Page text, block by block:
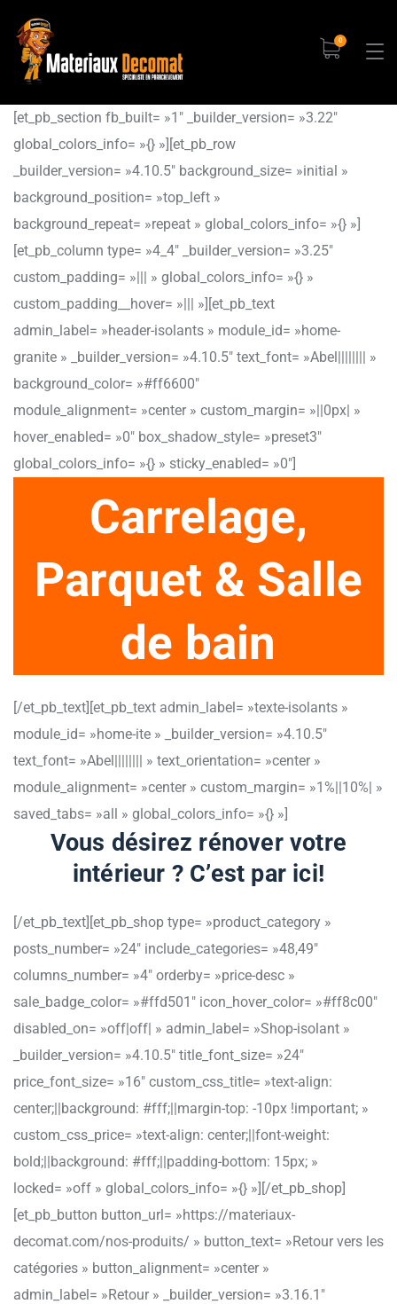
0
[et_pb_section fb_built= »1″ _builder_version= »3.22″
global_colors_info= »{} »][et_pb_row
_builder_version= »4.10.5″ background_size= »initial »
background_position= »top_left »
background_repeat= »repeat » global_colors_info= »{} »]
[et_pb_column type= »4_4″ _builder_version= »3.25″
custom_padding= »||| » global_colors_info= »{} »
custom_padding__hover= »||| »][et_pb_text
admin_label= »header-isolants » module_id= »home-
granite » _builder_version= »4.10.5″ text_font= »Abel|||||||| »
background_color= »#ff6600″
module_alignment= »center » custom_margin= »||0px| »
hover_enabled= »0″ box_shadow_style= »preset3″
global_colors_info= »{} » sticky_enabled= »0″]
Carrelage,
Parquet & Salle
de bain
[/et_pb_text][et_pb_text admin_label= »texte-isolants »
module_id= »home-ite » _builder_version= »4.10.5″
text_font= »Abel|||||||| » text_orientation= »center »
module_alignment= »center » custom_margin= »1%||10%| »
saved_tabs= »all » global_colors_info= »{} »]
Vous désirez rénover votre
intérieur ? C’est par ici!
[/et_pb_text][et_pb_shop type= »product_category »
posts_number= »24″ include_categories= »48,49″
columns_number= »4″ orderby= »price-desc »
sale_badge_color= »#ffd501″ icon_hover_color= »#ff8c00″
disabled_on= »off|off| » admin_label= »Shop-isolant »
_builder_version= »4.10.5″ title_font_size= »24″
price_font_size= »16″ custom_css_title= »text-align:
center;||background: #fff;||margin-top: -10px !important; »
custom_css_price= »text-align: center;||font-weight:
bold;||background: #fff;||padding-bottom: 15px; »
locked= »off » global_colors_info= »{} »][/et_pb_shop]
[et_pb_button button_url= »https://materiaux-
decomat.com/nos-produits/ » button_text= »Retour vers les
catégories » button_alignment= »center »
admin_label= »Retour » _builder_version= »3.16.1″